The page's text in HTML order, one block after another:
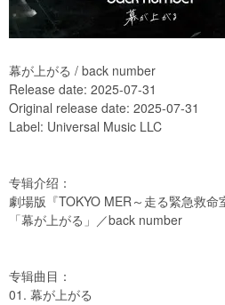
幕が上がる / back number
Release date: 2025-07-31
Original release date: 2025-07-31
Label: Universal Music LLC
专辑介绍：
劇場版『TOKYO MER～走る緊急救
「幕が上がる」／back number
专辑曲目：
01. 幕が上がる